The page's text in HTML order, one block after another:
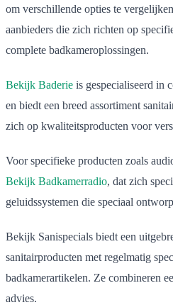
om verschillende opties te
aanbieders die zich richten op
complete badkameroplossingen.
Bekijk Baderie is gespecialiseerd in
en biedt een breed assortiment
zich op kwaliteitsproducten voor
Voor specifieke producten zoals
Bekijk Badkamerradio, dat zich
geluidssystemen die speciaal
Bekijk Sanispecials biedt een
sanitairproducten met regelmatig
badkamerartikelen. Ze combineren
advies.